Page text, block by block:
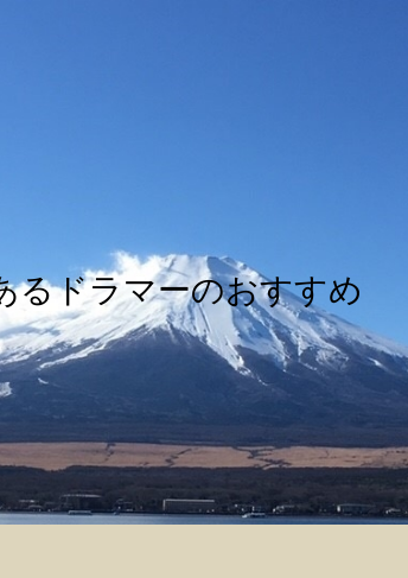
るドラマーのおすすめ